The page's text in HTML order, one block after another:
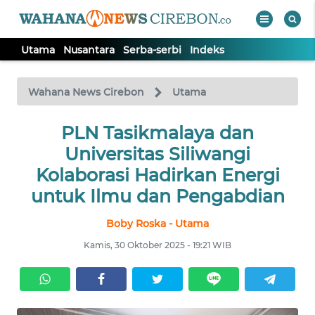
Utama Nusantara Serba-serbi Indeks
Wahana News Cirebon Utama
PLN Tasikmalaya dan
Universitas Siliwangi
Kolaborasi Hadirkan Energi
untuk Ilmu dan Pengabdian
Boby Roska - Utama
Kamis, 30 Oktober 2025 - 19:21 WIB
TV
Tutup
NUSANTARA
INDEKS
BERITA